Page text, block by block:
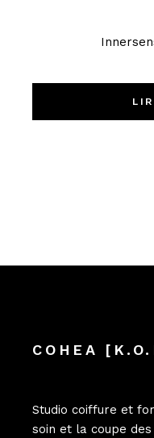
COHEA
Studio coiffure et
soin et la coupe